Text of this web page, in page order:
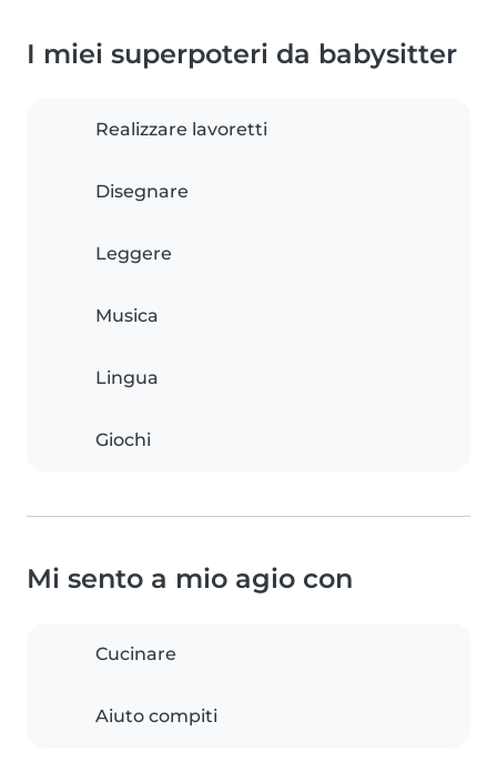
I miei superpoteri da babysitter
Realizzare lavoretti
Disegnare
Leggere
Musica
Lingua
Giochi
Mi sento a mio agio con
Cucinare
Aiuto compiti